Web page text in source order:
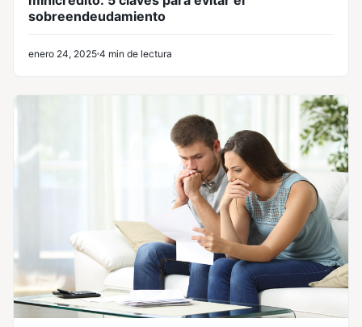
sobreendeudamiento
enero 24, 2025 4 min de lectura